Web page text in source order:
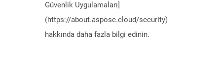
Güvenlik Uygulamaları]
(https://about.aspose.cloud/security)
hakkında daha fazla bilgi edinin.